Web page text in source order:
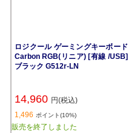
ロジクール ゲーミングキーボード
Carbon RGB(リニア) [有線 /USB]
ブラック G512r-LN
14,960 円(税込)
1,496 ポイント(10%)
販売を終了しました